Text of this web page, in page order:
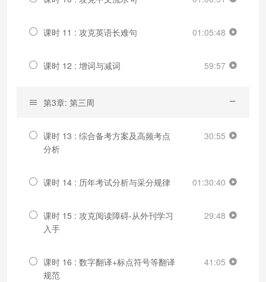
课时 11 : 攻克英语长难句 01:05:48
课时 12 : 增词与减词 59:57
第3章: 第三周
课时 13 : 综合备考方案及高频考点
分析
30:55
课时 14 : 历年考试分析与采分规律 01:30:40
课时 15 : 攻克阅读障碍-从外刊学习
入手
29:48
课时 16 : 数字翻译+标点符号等翻译
规范
41:05